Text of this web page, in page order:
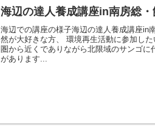
海辺の達人養成講座in南房総
海辺での講座の様子海辺の達人養成講座in
然が大好きな方、 環境再生活動に参加し
圏から近くでありながら北限域のサンゴ
があります...